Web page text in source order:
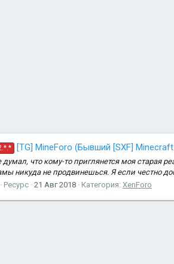
[TG] MineForo (Бывший [SXF]
думал, что кому-то приглянется моя старая
никуда не продвинешься. Я если честно
Ресурс 21 Авг 2018 Категория: XenForo